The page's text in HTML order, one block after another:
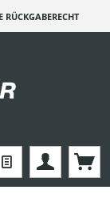
RÜCKGABERECHT